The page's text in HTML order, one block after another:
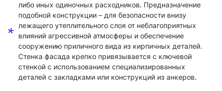
либо иных одиночных расходников. Предназначение
подобной конструкции – для безопасности внизу
лежащего утеплительного слоя от неблагоприятных
влияний агрессивной атмосферы и обеспечение
сооружению приличного вида из кирпичных деталей.
Стенка фасада крепко привязывается с ключевой
стенкой с использованием специализированных
деталей с закладками или конструкций из анкеров.